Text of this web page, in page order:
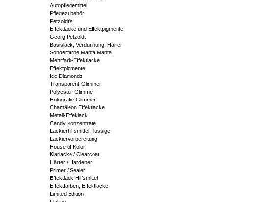
Autopflegemittel
Pflegezubehör
Petzoldt's
Effektlacke und Effektpigmente
Georg Petzoldt
Basislack, Verdünnung, Härter
Sonderfarbe Manta Manta
Mehrfarb-Effektlacke
Effektpigmente
Ice Diamonds
Transparent-Glimmer
Polyester-Glimmer
Holografie-Glimmer
Chamäleon Effektlacke
Metall-Effeklack
Candy Konzentrate
Lackierhilfsmittel, flüssige
Lackiervorbereitung
House of Kolor
Klarlacke / Clearcoat
Härter / Hardener
Primer / Sealer
Effektlack-Hilfsmittel
Effektfarben, Effektlacke
Limited Edition